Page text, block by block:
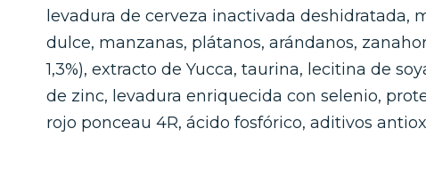
levadura de cerveza inactivada deshidratada,
dulce, manzanas, plátanos, arándanos,
1,3%), extracto de Yucca, taurina, lecitina de
de zinc, levadura enriquecida con selenio,
rojo ponceau 4R, ácido fosfórico, aditivos